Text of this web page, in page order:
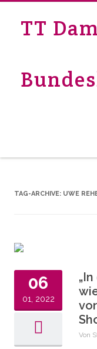
TT
TAG-ARCHIVE: UWE
06
01, 2022
Von